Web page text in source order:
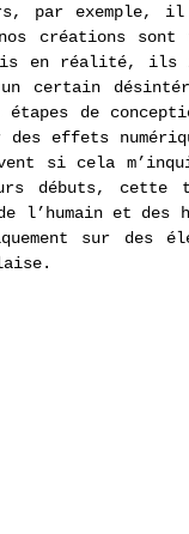
par exemple, il
créations
en réalité, ils
certain
de
des effets
si cela
débuts, cette
l’humain et des
sur des